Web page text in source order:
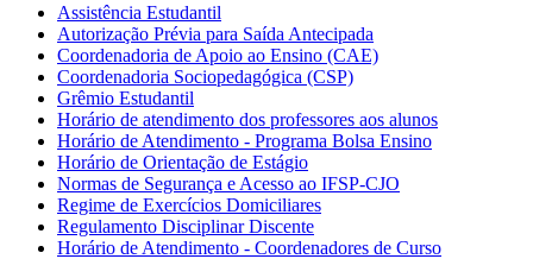
Assistência Estudantil
Autorização Prévia para Saída Antecipada
Coordenadoria de Apoio ao Ensino (CAE)
Coordenadoria Sociopedagógica (CSP)
Grêmio Estudantil
Horário de atendimento dos professores aos alunos
Horário de Atendimento - Programa Bolsa Ensino
Horário de Orientação de Estágio
Normas de Segurança e Acesso ao IFSP-CJO
Regime de Exercícios Domiciliares
Regulamento Disciplinar Discente
Horário de Atendimento - Coordenadores de Curso